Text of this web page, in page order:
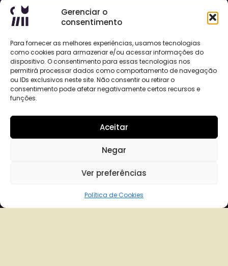
Gerenciar o
consentimento
Para fornecer as melhores experiências, usamos tecnologias
como cookies para armazenar e/ou acessar informações do
dispositivo. O consentimento para essas tecnologias nos
permitirá processar dados como comportamento de navegação
ou IDs exclusivos neste site. Não consentir ou retirar o
consentimento pode afetar negativamente certos recursos e
funções.
Aceitar
Negar
Ver preferências
Política de Cookies